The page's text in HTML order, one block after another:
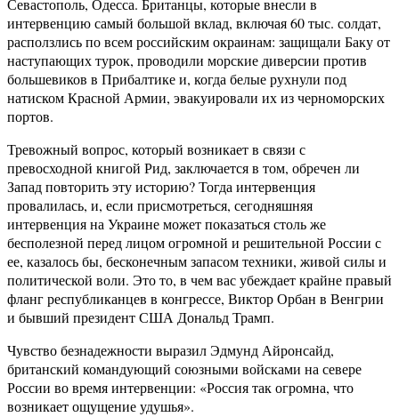
Севастополь, Одесса. Британцы, которые внесли в
интервенцию самый большой вклад, включая 60 тыс. солдат,
расползлись по всем российским окраинам: защищали Баку от
наступающих турок, проводили морские диверсии против
большевиков в Прибалтике и, когда белые рухнули под
натиском Красной Армии, эвакуировали их из черноморских
портов.
Тревожный вопрос, который возникает в связи с
превосходной книгой Рид, заключается в том, обречен ли
Запад повторить эту историю? Тогда интервенция
провалилась, и, если присмотреться, сегодняшняя
интервенция на Украине может показаться столь же
бесполезной перед лицом огромной и решительной России с
ее, казалось бы, бесконечным запасом техники, живой силы и
политической воли. Это то, в чем вас убеждает крайне правый
фланг республиканцев в конгрессе, Виктор Орбан в Венгрии
и бывший президент США Дональд Трамп.
Чувство безнадежности выразил Эдмунд Айронсайд,
британский командующий союзными войсками на севере
России во время интервенции: «Россия так огромна, что
возникает ощущение удушья».